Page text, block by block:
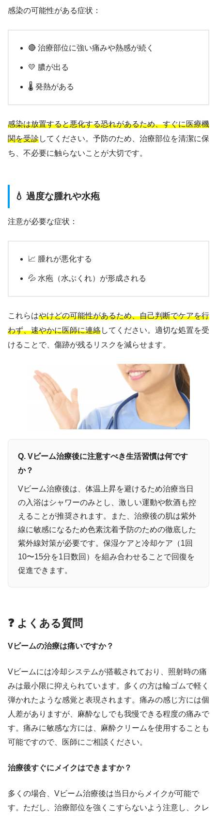
感染の可能性がある症状：
🔴 治療部位に強い痛みや熱感が続く
💛 膿が出る
🌡️ 発熱がある
感染は放置すると悪化する恐れがあるため、すぐに医療機
関を受診してください。予防のため、治療部位を清潔に保
ち、不必要に触らないことが大切です。
💧 過度な腫れや水疱
注意が必要な症状：
📈 腫れが悪化する
💦 水疱（水ぶくれ）が形成される
これらはやけどの可能性があるため、自己判断でケアを行
わず、速やかに医師に連絡してください。適切な処置を受
けることで、傷跡が残るリスクを減らせます。
Q. Vビーム治療後に注意すべき生活習慣は何です
か？
Vビーム治療後は、体温上昇を避けるため治療当日
の入浴はシャワーのみとし、激しい運動や飲酒も控
えることが推奨されます。また、治療後の肌は紫外
線に敏感になるため色素沈着予防のための徹底した
紫外線対策が必要です。保湿ケアと冷却ケア（1回
10〜15分を1日数回）を組み合わせることで回復を
促進できます。
❓ よくある質問
Vビームの治療は痛いですか？
Vビームには冷却システムが搭載されており、照射時の痛
みは最小限に抑えられています。多くの方は輪ゴムで軽く
弾かれたような感覚と表現されます。痛みの感じ方には個
人差がありますが、麻酔なしでも我慢できる程度の痛みで
す。痛みに敏感な方には、麻酔クリームを使用することも
可能ですので、医師にご相談ください。
治療後すぐにメイクはできますか？
多くの場合、Vビーム治療後は当日からメイクが可能で
す。ただし、治療部位を強くこすらないよう注意し、クレ